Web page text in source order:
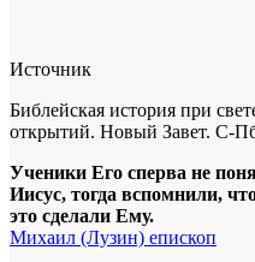
Источник
Библейская история при
открытий. Новый Завет. С-
Ученики Его сперва не
Иисус, тогда вспомнили,
это сделали Ему.
Михаил (Лузин) епископ